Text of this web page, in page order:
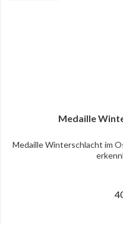
Medaille
Medaille Winterschlacht im